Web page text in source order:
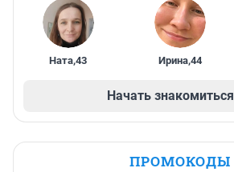
Ната,43 Ирина,44
Начать знакомиться
ПРОМОКОДЫ